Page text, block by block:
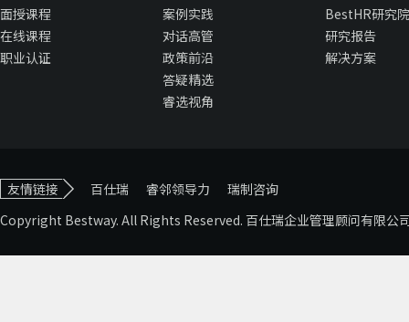
面授课程
在线课程
职业认证
案例实践
对话高管
政策前沿
答疑精选
睿选视角
BestHR研究院
研究报告
解决方案
友情链接 百仕瑞 睿邻领导力
瑞制咨询
Copyright Bestway. All Rights Reserved. 百仕瑞企业管理顾问有限公